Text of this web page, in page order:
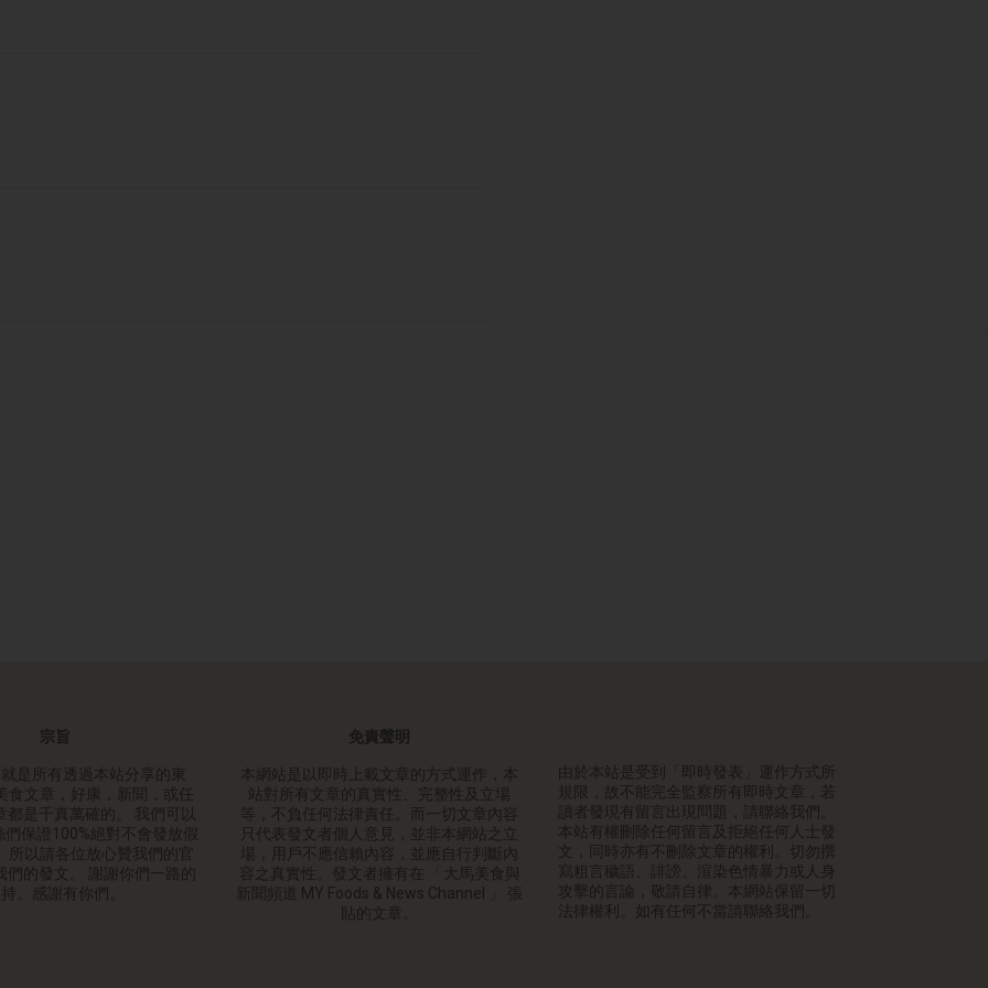
宗旨
是所有透過本站分享的東
食文章，好康，新聞，或任
都是千真萬確的。 我們可以
保證100%絕對不會發放假
所以請各位放心贊我們的官
們的發文。 謝謝你們一路的
。感謝有你們。
免責聲明
本網站是以即時上載文章的方式運作，本
站對所有文章的真實性、完整性及立場
等，不負任何法律責任。而一切文章內容
只代表發文者個人意見，並非本網站之立
場，用戶不應信賴內容，並應自行判斷內
容之真實性。發文者擁有在 「大馬美食與
新聞頻道 MY Foods & News Channel 」 張
貼的文章。
由於本站是受到「即時發表」運作方式所
規限，故不能完全監察所有即時文章，若
讀者發現有留言出現問題，請聯絡我們。
本站有權刪除任何留言及拒絕任何人士發
文，同時亦有不刪除文章的權利。切勿撰
寫粗言穢語、誹謗、渲染色情暴力或人身
攻擊的言論，敬請自律。本網站保留一切
法律權利。如有任何不當請聯絡我們。